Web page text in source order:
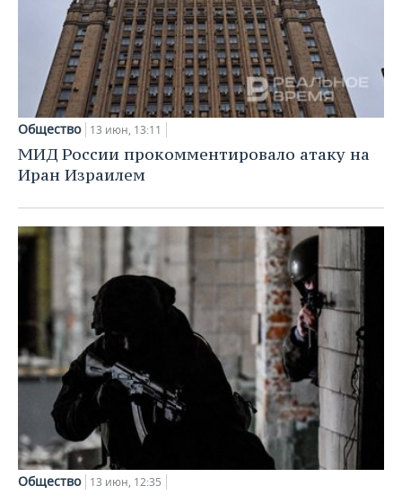
Общество 13 июн, 13:11
МИД России прокомментировало атаку на
Иран Израилем
Общество 13 июн, 12:35